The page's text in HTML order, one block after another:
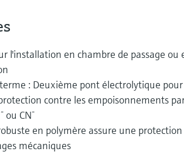
l'installation en chambre de passage ou
: Deuxième pont électrolytique
contre les empoisonnements
ou CN-
en polymère assure une
mécaniques